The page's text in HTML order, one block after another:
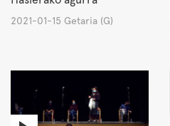
2021-01-15 Getaria (G)